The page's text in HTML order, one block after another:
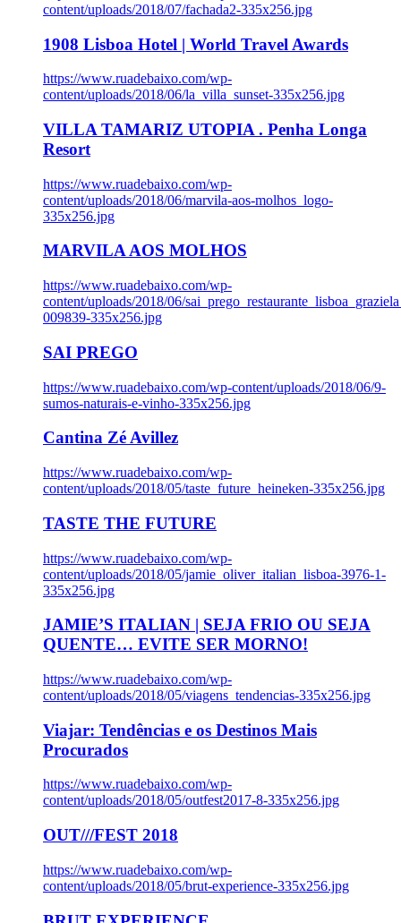
content/uploads/2018/07/fachada2-335x256.jpg
1908 Lisboa Hotel | World Travel Awards
https://www.ruadebaixo.com/wp-
content/uploads/2018/06/la_villa_sunset-335x256.jpg
VILLA TAMARIZ UTOPIA . Penha Longa
Resort
https://www.ruadebaixo.com/wp-
content/uploads/2018/06/marvila-aos-molhos_logo-
335x256.jpg
MARVILA AOS MOLHOS
https://www.ruadebaixo.com/wp-
content/uploads/2018/06/
009839-335x256.jpg
SAI PREGO
https://www.ruadebaixo.com/wp-content/uploads/2018/06/9-
sumos-naturais-e-vinho-335x256.jpg
Cantina Zé Avillez
https://www.ruadebaixo.com/wp-
content/uploads/2018/05/taste_future_heineken-335x256.jpg
TASTE THE FUTURE
https://www.ruadebaixo.com/wp-
content/uploads/2018/05/jamie_oliver_italian_lisboa-3976-1-
335x256.jpg
JAMIE’S ITALIAN | SEJA FRIO OU SEJA
QUENTE… EVITE SER MORNO!
https://www.ruadebaixo.com/wp-
content/uploads/2018/05/viagens_tendencias-335x256.jpg
Viajar: Tendências e os Destinos Mais
Procurados
https://www.ruadebaixo.com/wp-
content/uploads/2018/05/outfest2017-8-335x256.jpg
OUT///FEST 2018
https://www.ruadebaixo.com/wp-
content/uploads/2018/05/brut-experience-335x256.jpg